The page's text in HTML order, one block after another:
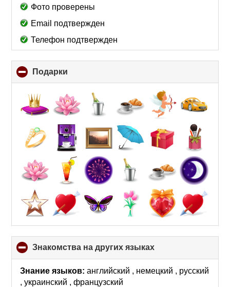
Фото проверены
Email подтвержден
Телефон подтвержден
Подарки
to
collapse
contents
Знакомства на других языках
to
collapse
contents
Знание языков: английский , немецкий , русский
, украинский , французский